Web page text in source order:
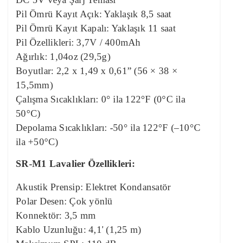
Pil Ömrü Kayıt Açık: Yaklaşık 8,5 saat
Pil Ömrü Kayıt Kapalı: Yaklaşık 11 saat
Pil Özellikleri: 3,7V / 400mAh
Ağırlık: 1,04oz (29,5g)
Boyutlar: 2,2 x 1,49 x 0,61” (56 × 38 ×
15,5mm)
Çalışma Sıcaklıkları: 0° ila 122°F (0°C ila
50°C)
Depolama Sıcaklıkları: -50° ila 122°F (–10°C
ila +50°C)
SR-M1 Lavalier Özellikleri:
Akustik Prensip: Elektret Kondansatör
Polar Desen: Çok yönlü
Konnektör: 3,5 mm
Kablo Uzunluğu: 4,1' (1,25 m)